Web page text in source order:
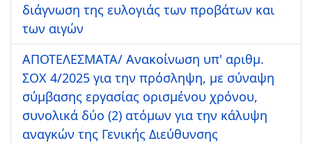
διάγνωση της ευλογιάς των προβάτων και
των αιγών
ΑΠΟΤΕΛΕΣΜΑΤΑ/ Ανακοίνωση υπ' αριθμ.
ΣΟΧ 4/2025 για την πρόσληψη, με σύναψη
σύμβασης εργασίας ορισμένου χρόνου,
συνολικά δύο (2) ατόμων για την κάλυψη
αναγκών της Γενικής Διεύθυνσης